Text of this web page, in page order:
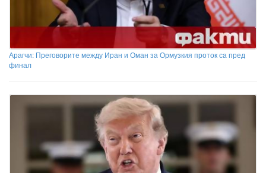
Арагчи: Преговорите между Иран и Оман за Ормузкия проток са пред
финал